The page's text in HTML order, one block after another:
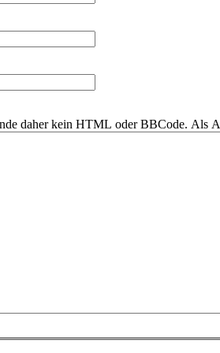
daher kein HTML oder BBCode. Als